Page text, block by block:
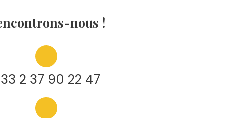
trons-nous !
2 37 90 22 47